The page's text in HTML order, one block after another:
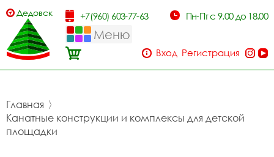
Дедовск +7(960) 603-77-63 Пн-Пт с 9.00 до 18.00
Меню
Вход Регистрация
Главная 〉
Канатные конструкции и комплексы для детской
площадки